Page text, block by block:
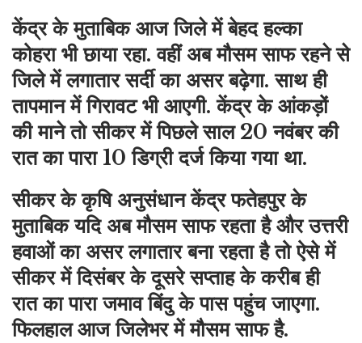
केंद्र के मुताबिक आज जिले में बेहद हल्का
कोहरा भी छाया रहा. वहीं अब मौसम साफ रहने से
जिले में लगातार सर्दी का असर बढ़ेगा. साथ ही
तापमान में गिरावट भी आएगी. केंद्र के आंकड़ों
की माने तो सीकर में पिछले साल 20 नवंबर की
रात का पारा 10 डिग्री दर्ज किया गया था.
सीकर के कृषि अनुसंधान केंद्र फतेहपुर के
मुताबिक यदि अब मौसम साफ रहता है और उत्तरी
हवाओं का असर लगातार बना रहता है तो ऐसे में
सीकर में दिसंबर के दूसरे सप्ताह के करीब ही
रात का पारा जमाव बिंदु के पास पहुंच जाएगा.
फिलहाल आज जिलेभर में मौसम साफ है.